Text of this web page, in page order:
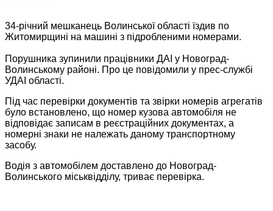
34-річний мешканець Волинської області їздив по
Житомирщині на машині з підробленими номерами.
Порушника зупинили працівники ДАІ у Новоград-
Волинському районі. Про це повідомили у прес-службі
УДАІ області.
Під час перевірки документів та звірки номерів агрегатів
було встановлено, що номер кузова автомобіля не
відповідає записам в реєстраційних документах, а
номерні знаки не належать даному транспортному
засобу.
Водія з автомобілем доставлено до Новоград-
Волинського міськвідділу, триває перевірка.